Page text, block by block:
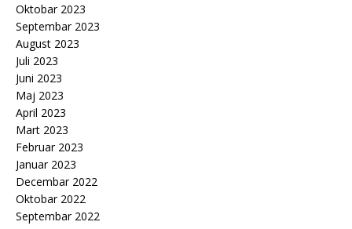
Oktobar 2023
Septembar 2023
August 2023
Juli 2023
Juni 2023
Maj 2023
April 2023
Mart 2023
Februar 2023
Januar 2023
Decembar 2022
Oktobar 2022
Septembar 2022